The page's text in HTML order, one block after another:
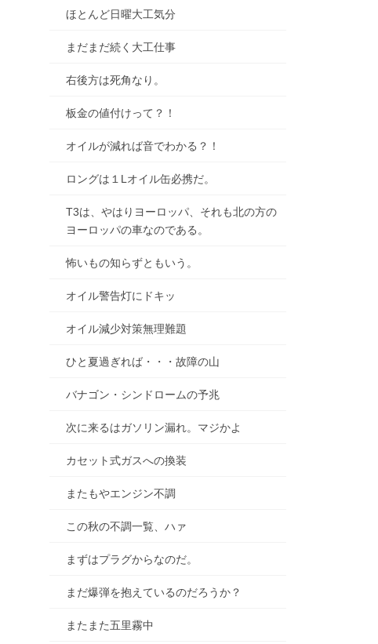
ほとんど日曜大工気分
まだまだ続く大工仕事
右後方は死角なり。
板金の値付けって？！
オイルが減れば音でわかる？！
ロングは１Lオイル缶必携だ。
T3は、やはりヨーロッパ、それも北の方の
ヨーロッパの車なのである。
怖いもの知らずともいう。
オイル警告灯にドキッ
オイル減少対策無理難題
ひと夏過ぎれば・・・故障の山
バナゴン・シンドロームの予兆
次に来るはガソリン漏れ。マジかよ
カセット式ガスへの換装
またもやエンジン不調
この秋の不調一覧、ハァ
まずはプラグからなのだ。
まだ爆弾を抱えているのだろうか？
またまた五里霧中